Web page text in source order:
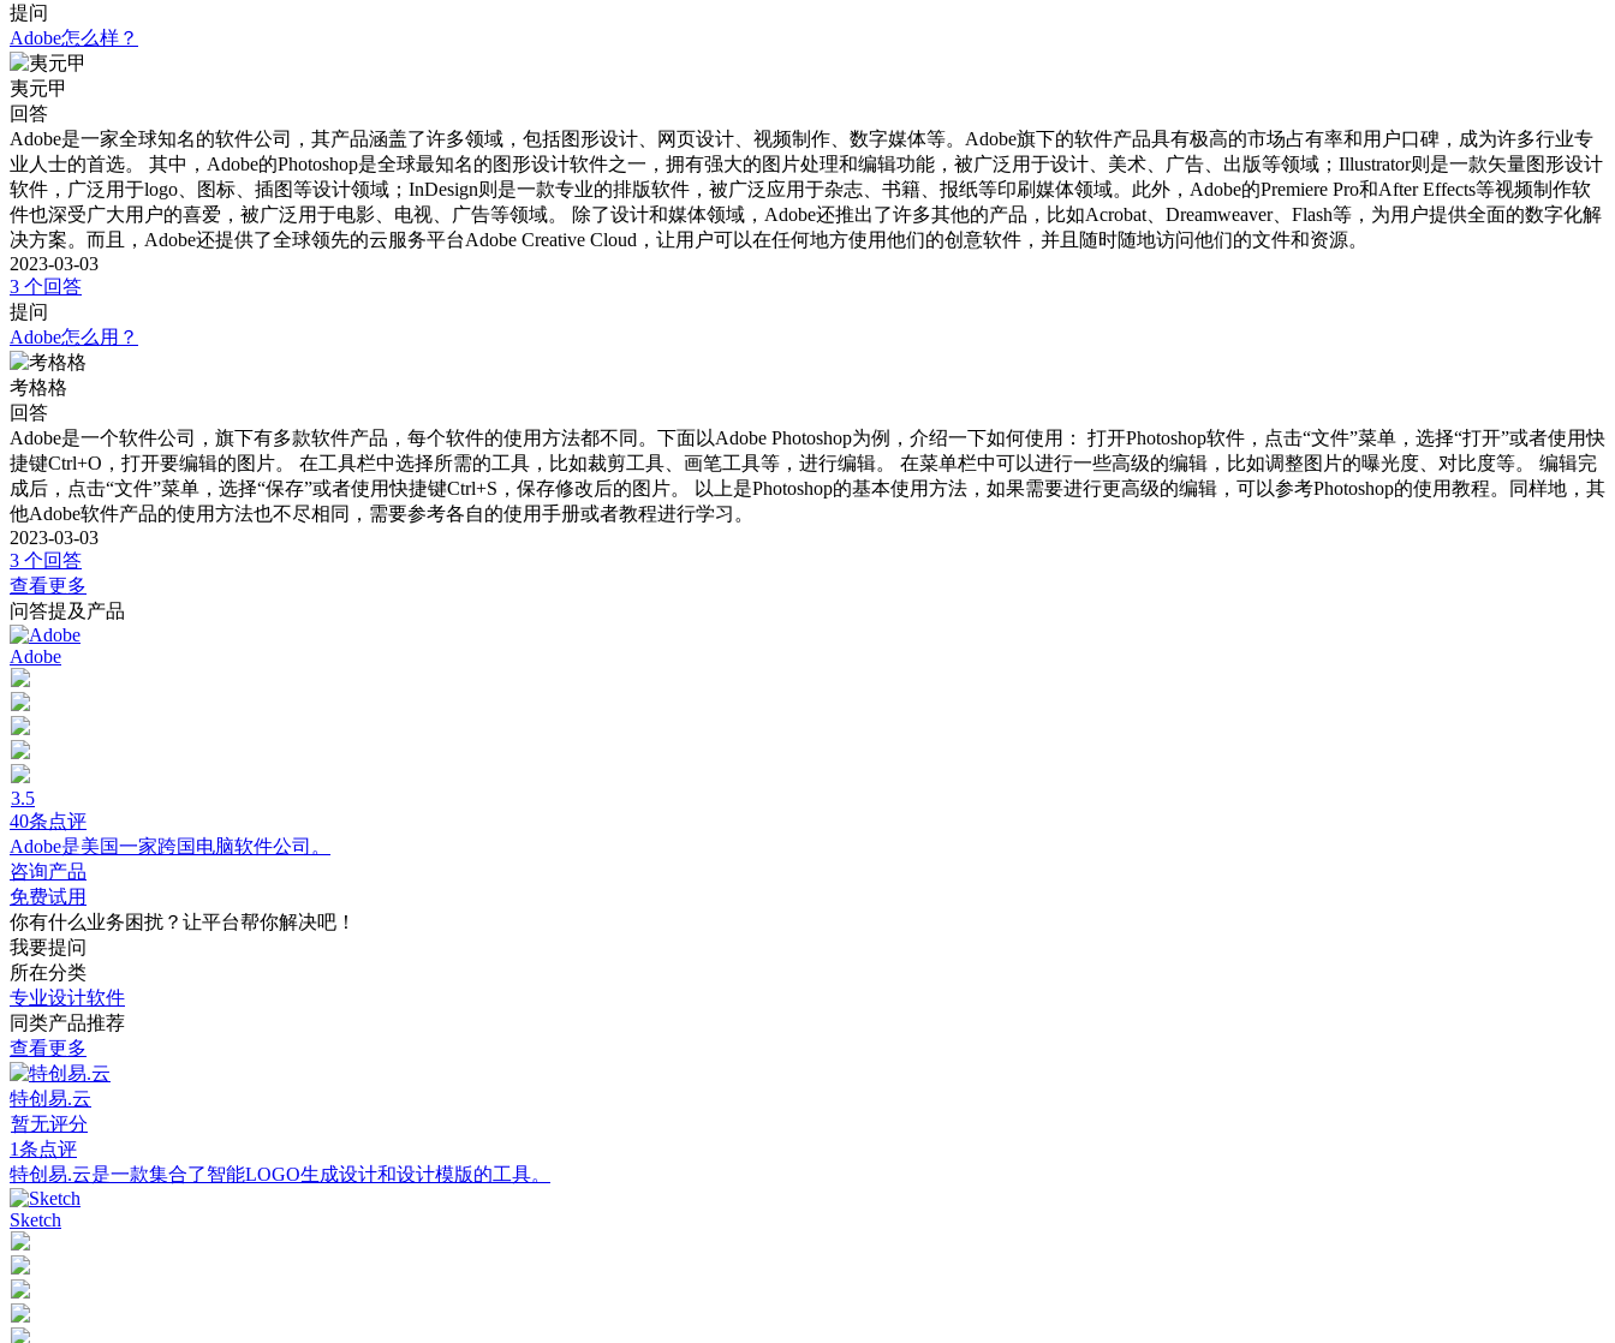
提问
Adobe怎么样？
夷元甲
回答
Adobe是一家全球知名的软件公司，其产品涵盖了许多领域，包括图形设计、网页设计、视频制作、数字媒体等。Adobe旗下的软件产品具有极高的市场占有率和用户口碑，成为许多行业专
业人士的首选。 其中，Adobe的Photoshop是全球最知名的图形设计软件之一，拥有强大的图片处理和编辑功能，被广泛用于设计、美术、广告、出版等领域；Illustrator则是一款矢量图形设计
软件，广泛用于logo、图标、插图等设计领域；InDesign则是一款专业的排版软件，被广泛应用于杂志、书籍、报纸等印刷媒体领域。此外，Adobe的Premiere Pro和After Effects等视频制作软
件也深受广大用户的喜爱，被广泛用于电影、电视、广告等领域。 除了设计和媒体领域，Adobe还推出了许多其他的产品，比如Acrobat、Dreamweaver、Flash等，为用户提供全面的数字化解
决方案。而且，Adobe还提供了全球领先的云服务平台Adobe Creative Cloud，让用户可以在任何地方使用他们的创意软件，并且随时随地访问他们的文件和资源。
2023-03-03
3 个回答
提问
Adobe怎么用？
考格格
回答
Adobe是一个软件公司，旗下有多款软件产品，每个软件的使用方法都不同。下面以Adobe Photoshop为例，介绍一下如何使用： 打开Photoshop软件，点击“文件”菜单，选择“打开”或者使用快
捷键Ctrl+O，打开要编辑的图片。 在工具栏中选择所需的工具，比如裁剪工具、画笔工具等，进行编辑。 在菜单栏中可以进行一些高级的编辑，比如调整图片的曝光度、对比度等。 编辑完
成后，点击“文件”菜单，选择“保存”或者使用快捷键Ctrl+S，保存修改后的图片。 以上是Photoshop的基本使用方法，如果需要进行更高级的编辑，可以参考Photoshop的使用教程。同样地，其
他Adobe软件产品的使用方法也不尽相同，需要参考各自的使用手册或者教程进行学习。
2023-03-03
3 个回答
查看更多
问答提及产品
Adobe
3.5
40条点评
Adobe是美国一家跨国电脑软件公司。
咨询产品
免费试用
你有什么业务困扰？让平台帮你解决吧！
我要提问
所在分类
专业设计软件
同类产品推荐
查看更多
特创易.云
暂无评分
1条点评
特创易.云是一款集合了智能LOGO生成设计和设计模版的工具。
Sketch